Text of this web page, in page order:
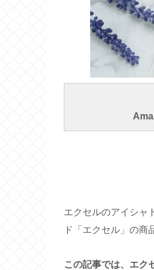
エクセルのアイシャ
ド「エクセル」の商
この記事では、エク